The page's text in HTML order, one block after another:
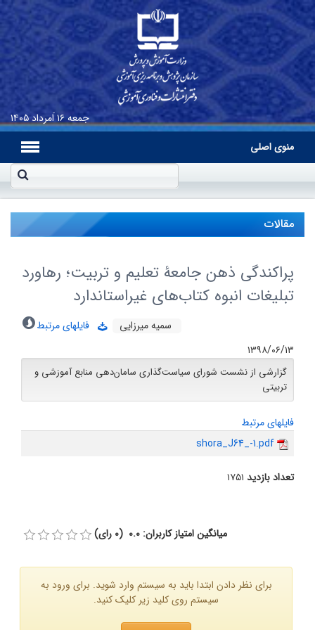
جمعه۱۶ اَمرداد ۱۴۰۵
منوی اصلی
مقالات
پراکندگی ذهن جامعۀ تعلیم و تربیت؛ رهاورد
تبلیغات انبوه کتاب‌های غیراستاندارد
سمیه میرزایی
فایلهای مرتبط
۱۳۹۸/۰۶/۱۳
گزارشی از نشست شورای سیاست‌گذاری سامان‌دهی منابع آموزشی و
تربیتی
فایلهای مرتبط
shora_J64_-1.pdf
تعداد بازدید ۱۷۵۱
میانگین امتیاز کاربران: 0.0 (0 رای)
برای نظر دادن ابتدا باید به سیستم وارد شوید. برای ورود به
سیستم روی کلید زیر کلیک کنید.